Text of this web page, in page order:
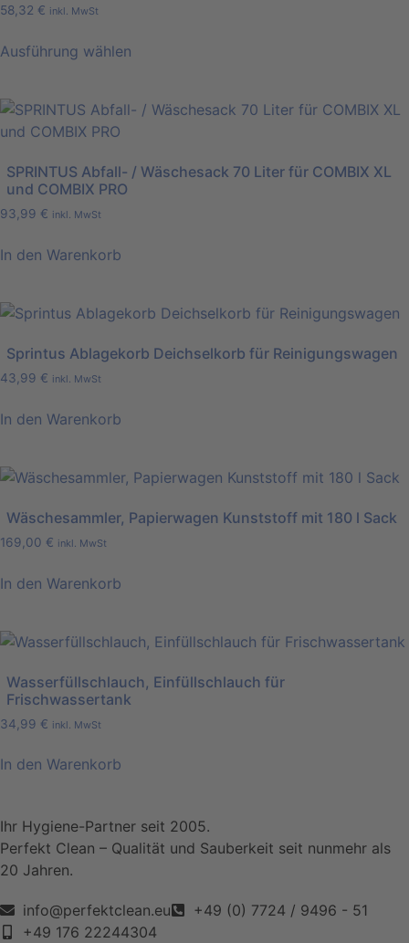
58,32 € inkl. MwSt
Ausführung wählen
Produkt
weist
mehrere
auf.
Optionen
können
Produktseite
werden
SPRINTUS Abfall- / Wäschesack 70 Liter für COMBIX XL
und COMBIX PRO
93,99 € inkl. MwSt
In den Warenkorb
Sprintus Ablagekorb Deichselkorb für Reinigungswagen
43,99 € inkl. MwSt
In den Warenkorb
Wäschesammler, Papierwagen Kunststoff mit 180 l Sack
169,00 € inkl. MwSt
In den Warenkorb
Wasserfüllschlauch, Einfüllschlauch für
Frischwassertank
34,99 € inkl. MwSt
In den Warenkorb
Ihr Hygiene-Partner seit 2005.
Perfekt Clean – Qualität und Sauberkeit seit nunmehr als
20 Jahren.
info@perfektclean.eu
+49 (0) 7724 / 9496 - 51
+49 176 22244304